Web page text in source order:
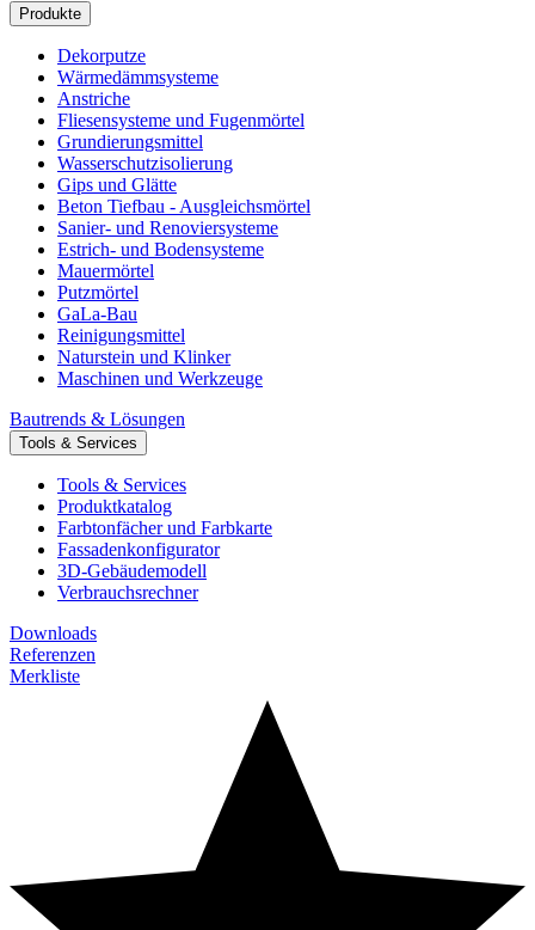
Produkte
Dekorputze
Wärmedämmsysteme
Anstriche
Fliesensysteme und Fugenmörtel
Grundierungsmittel
Wasserschutzisolierung
Gips und Glätte
Beton Tiefbau - Ausgleichsmörtel
Sanier- und Renoviersysteme
Estrich- und Bodensysteme
Mauermörtel
Putzmörtel
GaLa-Bau
Reinigungsmittel
Naturstein und Klinker
Maschinen und Werkzeuge
Bautrends & Lösungen
Tools & Services
Tools & Services
Produktkatalog
Farbtonfächer und Farbkarte
Fassadenkonfigurator
3D-Gebäudemodell
Verbrauchsrechner
Downloads
Referenzen
Merkliste